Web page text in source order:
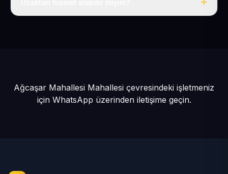
Ağcaşar Mahallesi Mahallesi çevresindeki işletmeniz
için WhatsApp üzerinden iletişime geçin.